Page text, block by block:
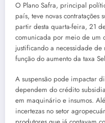
O Plano Safra, principal
país, teve novas contratações
partir desta quarta-feira, 21
comunicada por meio de um
justificando a necessidade
função do aumento da taxa
A suspensão pode impactar
dependem do crédito
em maquinário e insumos.
incertezas no setor